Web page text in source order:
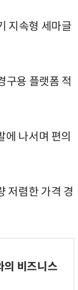
지속형 세마글
구용 플랫폼 적
나서며 편의
저렴한 가격 경
비즈니스